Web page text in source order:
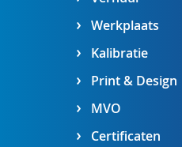
Werkplaats
Kalibratie
Print & Design
MVO
Certificaten